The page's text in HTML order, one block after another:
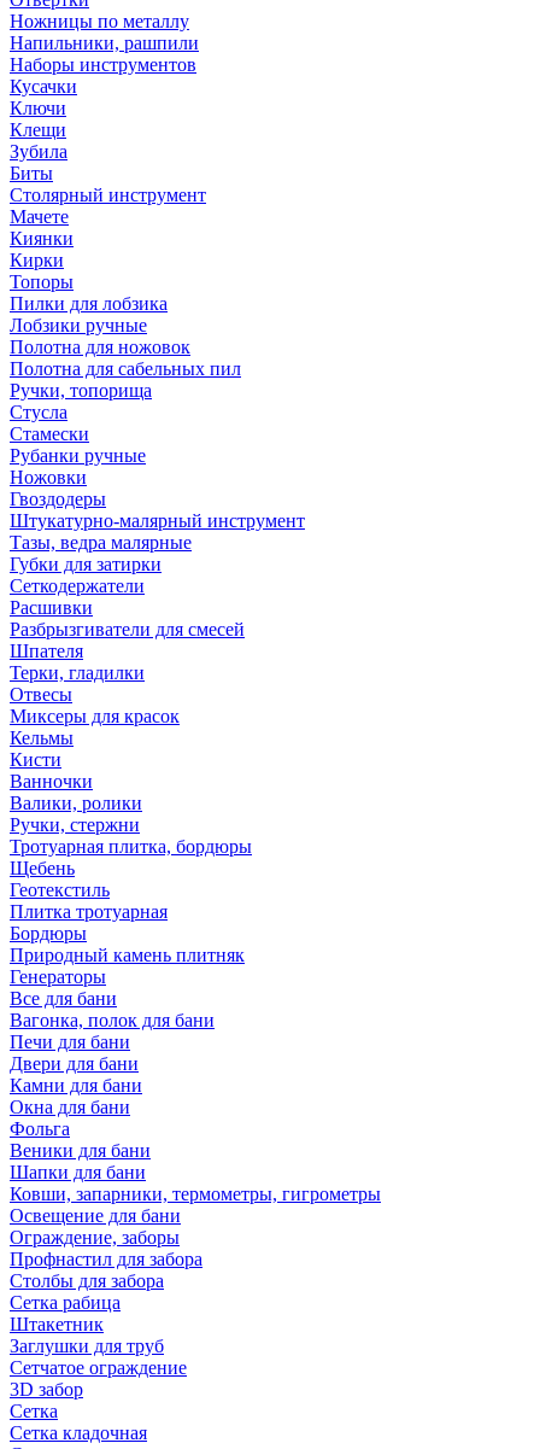
Ножницы по металлу
Напильники, рашпили
Наборы инструментов
Кусачки
Ключи
Клещи
Зубила
Биты
Столярный инструмент
Мачете
Киянки
Кирки
Топоры
Пилки для лобзика
Лобзики ручные
Полотна для ножовок
Полотна для сабельных пил
Ручки, топорища
Стусла
Стамески
Рубанки ручные
Ножовки
Гвоздодеры
Штукатурно-малярный инструмент
Тазы, ведра малярные
Губки для затирки
Сеткодержатели
Расшивки
Разбрызгиватели для смесей
Шпателя
Терки, гладилки
Отвесы
Миксеры для красок
Кельмы
Кисти
Ванночки
Валики, ролики
Ручки, стержни
Тротуарная плитка, бордюры
Щебень
Геотекстиль
Плитка тротуарная
Бордюры
Природный камень плитняк
Генераторы
Все для бани
Вагонка, полок для бани
Печи для бани
Двери для бани
Камни для бани
Окна для бани
Фольга
Веники для бани
Шапки для бани
Ковши, запарники, термометры, гигрометры
Освещение для бани
Ограждение, заборы
Профнастил для забора
Столбы для забора
Сетка рабица
Штакетник
Заглушки для труб
Сетчатое ограждение
3D забор
Сетка
Сетка кладочная